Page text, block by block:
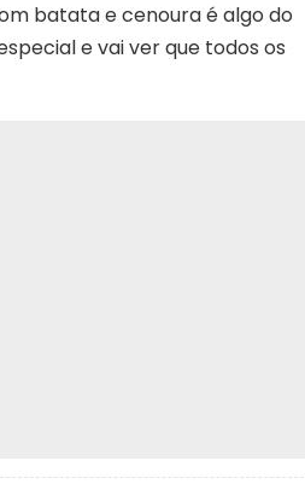
batata e cenoura é algo do
e vai ver que todos os